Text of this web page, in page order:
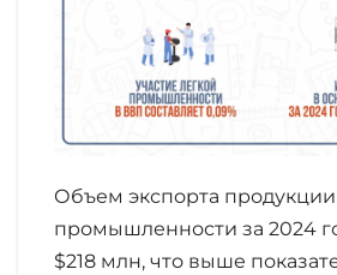
Объем экспорта продукции
промышленности за 2024
$218 млн, что выше